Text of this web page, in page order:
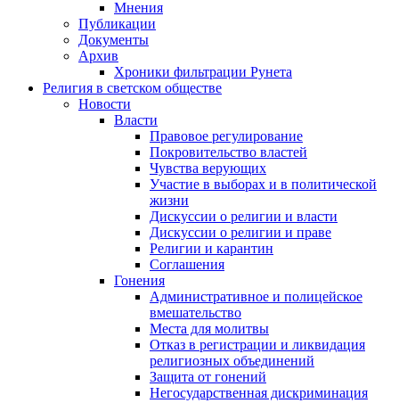
Мнения
Публикации
Документы
Архив
Хроники фильтрации Рунета
Религия в светском обществе
Новости
Власти
Правовое регулирование
Покровительство властей
Чувства верующих
Участие в выборах и в политической
жизни
Дискуссии о религии и власти
Дискуссии о религии и праве
Религии и карантин
Соглашения
Гонения
Административное и полицейское
вмешательство
Места для молитвы
Отказ в регистрации и ликвидация
религиозных объединений
Защита от гонений
Негосударственная дискриминация